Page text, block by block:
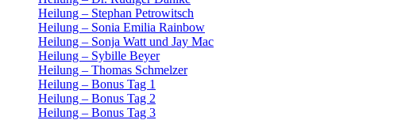
Heilung – Stephan Petrowitsch
Heilung – Sonia Emilia Rainbow
Heilung – Sonja Watt und Jay Mac
Heilung – Sybille Beyer
Heilung – Thomas Schmelzer
Heilung – Bonus Tag 1
Heilung – Bonus Tag 2
Heilung – Bonus Tag 3